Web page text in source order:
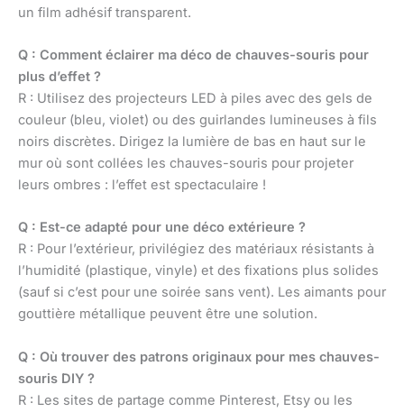
un film adhésif transparent.
Q : Comment éclairer ma déco de chauves-souris pour
plus d’effet ?
R : Utilisez des projecteurs LED à piles avec des gels de
couleur (bleu, violet) ou des guirlandes lumineuses à fils
noirs discrètes. Dirigez la lumière de bas en haut sur le
mur où sont collées les chauves-souris pour projeter
leurs ombres : l’effet est spectaculaire !
Q : Est-ce adapté pour une déco extérieure ?
R : Pour l’extérieur, privilégiez des matériaux résistants à
l’humidité (plastique, vinyle) et des fixations plus solides
(sauf si c’est pour une soirée sans vent). Les aimants pour
gouttière métallique peuvent être une solution.
Q : Où trouver des patrons originaux pour mes chauves-
souris DIY ?
R : Les sites de partage comme Pinterest, Etsy ou les